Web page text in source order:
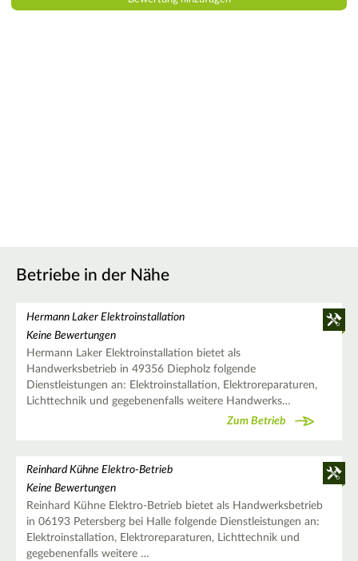
Betriebe in der Nähe
Hermann Laker Elektroinstallation
Keine Bewertungen
Hermann Laker Elektroinstallation bietet als
Handwerksbetrieb in 49356 Diepholz folgende
Dienstleistungen an: Elektroinstallation, Elektroreparaturen,
Lichttechnik und gegebenenfalls weitere Handwerks…
Zum Betrieb
Reinhard Kühne Elektro-Betrieb
Keine Bewertungen
Reinhard Kühne Elektro-Betrieb bietet als Handwerksbetrieb
in 06193 Petersberg bei Halle folgende Dienstleistungen an:
Elektroinstallation, Elektroreparaturen, Lichttechnik und
gegebenenfalls weitere …